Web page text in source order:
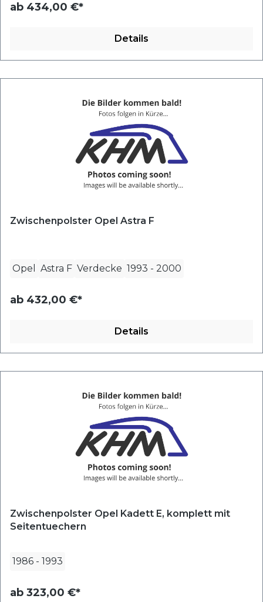
ab 434,00 €*
Details
Zwischenpolster Opel Astra F
Opel Astra F Verdecke 1993 - 2000
ab 432,00 €*
Details
Zwischenpolster Opel Kadett E, komplett mit
Seitentuechern
1986 - 1993
ab 323,00 €*